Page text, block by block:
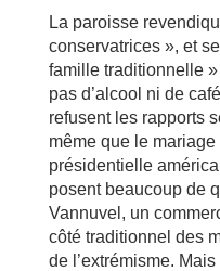
La paroisse
conservatrices », et
famille traditionnelle
pas d’alcool ni de
refusent les rapports
même que le
présidentielle
posent beaucoup de
Vannuvel, un
côté traditionnel des
de l’extrémisme.